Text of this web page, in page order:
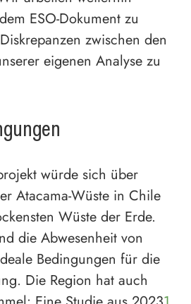
ESO-Dokument zu
zwischen den
eigenen Analyse zu
würde sich über
Atacama-Wüste in Chile
Wüste der Erde.
die Abwesenheit von
Bedingungen für die
Die Region hat auch